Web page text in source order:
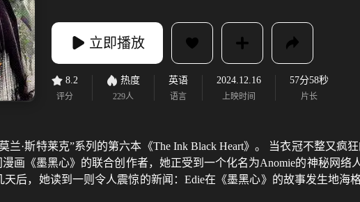
立即播放
8.2
评分
热度
229人
英语
语言
2024.12.16
上映时间
57分58秒
片长
兰·斯特莱克”系列的第六本《The Ink Black Heart》。 当衣冠不整又疯
画《墨黑心》的联合创作者，她正受到一个化名为Anomie的神秘网
后，她读到一则令人震惊的新闻：Edie在《墨黑心》的故事发生地海